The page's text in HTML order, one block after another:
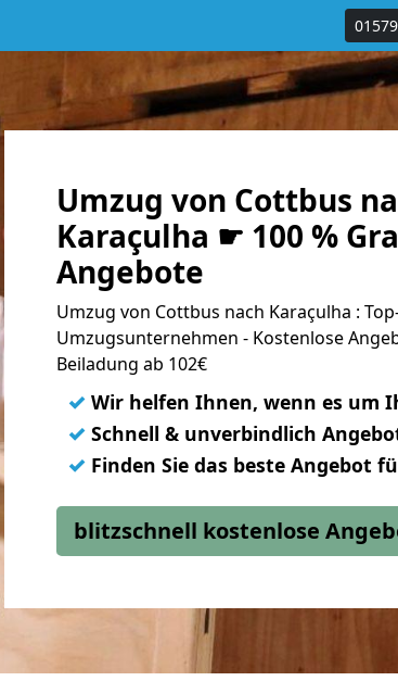
Umzug von Cottbus
Karaçulha ☛ 100 %
Angebote
Umzug von Cottbus nach Karaçulha :
Umzugsunternehmen - Kostenlose
Beiladung ab 102€
✓ Wir helfen Ihnen, wenn es um
✓ Schnell & unverbindlich
✓ Finden Sie das beste Angebot
blitzschnell kostenlose